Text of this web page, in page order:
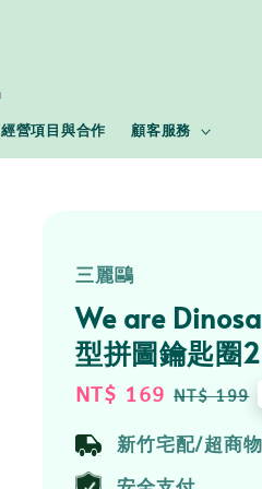
經營項目與合作 顧客服務
三麗鷗
We are
型拼圖鑰匙圈
Sale
NT$ 169 Regular
NT$ 199
新竹宅配/超商